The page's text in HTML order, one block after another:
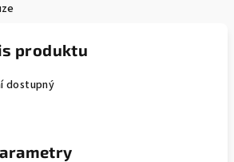
produktu
dostupný